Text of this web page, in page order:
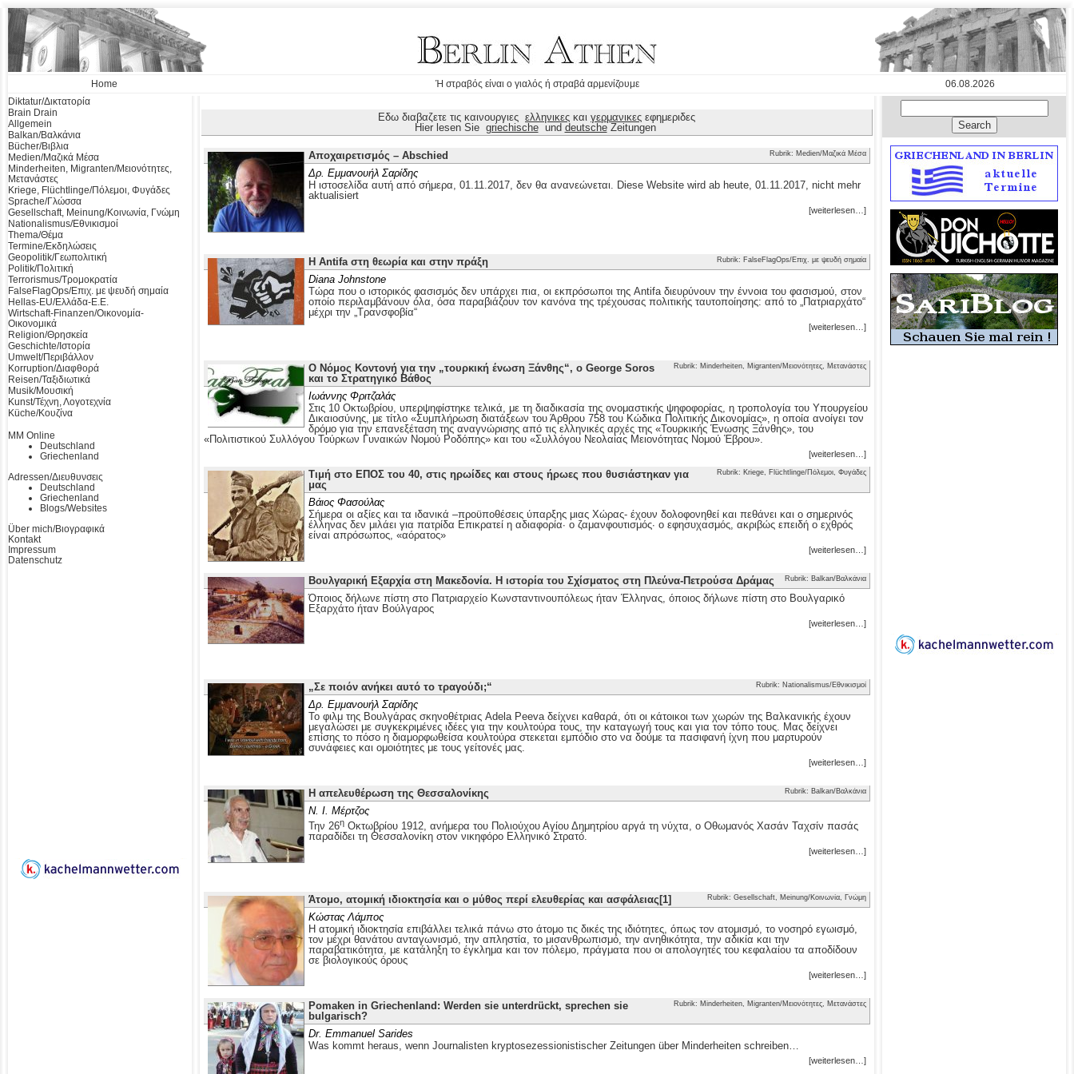
Home Ή στραβός είναι ο γιαλός ή στραβά αρμενίζουμε
06.08.2026
Diktatur/Δικτατορία
Brain Drain
Allgemein
Balkan/Βαλκάνια
Bücher/Βιβλια
Medien/Μαζικά Μέσα
Minderheiten, Migranten/Μειονότητες,
Μετανάστες
Kriege, Flüchtlinge/Πόλεμοι, Φυγάδες
Sprache/Γλώσσα
Gesellschaft, Meinung/Κοινωνία, Γνώμη
Nationalismus/Εθνικισμοί
Thema/Θέμα
Termine/Εκδηλώσεις
Geopolitik/Γεωπολιτική
Politik/Πολιτική
Terrorismus/Τρομοκρατία
FalseFlagOps/Επιχ. με ψευδή σημαία
Hellas-EU/Ελλάδα-Ε.Ε.
Wirtschaft-Finanzen/Οικονομία-
Οικονομικά
Religion/Θρησκεία
Geschichte/Ιστορία
Umwelt/Περιβάλλον
Korruption/Διαφθορά
Reisen/Ταξιδιωτικά
Musik/Μουσική
Kunst/Τέχνη, Λογοτεχνία
Küche/Κουζίνα
MM Online
Deutschland
Griechenland
Adressen/Διευθυνσεις
Deutschland
Griechenland
Blogs/Websites
Über mich/Βιογραφικά
Kontakt
Impressum
Datenschutz
Εδω διαβαζετε τις καινουργιες ελληνικες και γερμανικες εφημεριδες
Hier lesen Sie griechischeund deutscheZeitungen
Rubrik: Medien/Μαζικά Μέσα
Αποχαιρετισμός – Abschied
Δρ. Εμμανουήλ Σαρίδης
Η ιστοσελίδα αυτή από σήμερα, 01.11.2017, δεν θα ανανεώνεται. Diese Website wird ab heute, 01.11.2017, nicht mehr
aktualisiert
[weiterlesen…]
Rubrik: FalseFlagOps/Επιχ. με ψευδή σημαία
Η Antifa στη θεωρία και στην πράξη
Diana Johnstone
Τώρα που ο ιστορικός φασισμός δεν υπάρχει πια, οι εκπρόσωποι της Antifa διευρύνουν την έννοια του φασισμού, στον
οποίο περιλαμβάνουν όλα, όσα παραβιάζουν τον κανόνα της τρέχουσας πολιτικής ταυτοποίησης: από το „Πατριαρχάτο“
μέχρι την „Τρανσφοβία“
[weiterlesen…]
Rubrik: Minderheiten, Migranten/Μειονότητες, Μετανάστες
Ο Νόμος Κοντονή για την „τουρκική ένωση Ξάνθης“, ο George Soros
και το Στρατηγικό Βάθος
Ιωάννης Φριτζαλάς
Στις 10 Οκτωβρίου, υπερψηφίστηκε τελικά, με τη διαδικασία της ονομαστικής ψηφοφορίας, η τροπολογία του Υπουργείου
Δικαιοσύνης, με τίτλο «Συμπλήρωση διατάξεων του Άρθρου 758 του Κώδικα Πολιτικής Δικονομίας», η οποία ανοίγει τον
δρόμο για την επανεξέταση της αναγνώρισης από τις ελληνικές αρχές της «Τουρκικής Ένωσης Ξάνθης», του
«Πολιτιστικού Συλλόγου Τούρκων Γυναικών Νομού Ροδόπης» και του «Συλλόγου Νεολαίας Μειονότητας Νομού Έβρου».
[weiterlesen…]
Rubrik: Kriege, Flüchtlinge/Πόλεμοι, Φυγάδες
Τιμή στο ΕΠΟΣ του 40, στις ηρωίδες και στους ήρωες που θυσιάστηκαν για
μας
Βάιος Φασούλας
Σήμερα οι αξίες και τα ιδανικά –προϋποθέσεις ύπαρξης μιας Χώρας- έχουν δολοφονηθεί και πεθάνει και ο σημερινός
έλληνας δεν μιλάει για πατρίδα Επικρατεί η αδιαφορία· ο ζαμανφουτισμός· ο εφησυχασμός, ακριβώς επειδή ο εχθρός
είναι απρόσωπος, «αόρατος»
[weiterlesen…]
Rubrik: Balkan/Βαλκάνια
Βουλγαρική Εξαρχία στη Μακεδονία. Η ιστορία του Σχίσματος στη Πλεύνα-Πετρούσα Δράμας
Όποιος δήλωνε πίστη στο Πατριαρχείο Κωνσταντινουπόλεως ήταν Έλληνας, όποιος δήλωνε πίστη στο Βουλγαρικό
Εξαρχάτο ήταν Βούλγαρος
[weiterlesen…]
Rubrik: Nationalismus/Εθνικισμοί
„Σε ποιόν ανήκει αυτό το τραγούδι;“
Δρ. Εμμανουήλ Σαρίδης
Το φιλμ της Βουλγάρας σκηνοθέτριας Adela Peeva δείχνει καθαρά, ότι οι κάτοικοι των χωρών της Βαλκανικής έχουν
μεγαλώσει με συγκεκριμένες ιδέες για την κουλτούρα τους, την καταγωγή τους και για τον τόπο τους. Μας δείχνει
επίσης το πόσο η διαμορφωθείσα κουλτούρα στεκεται εμπόδιο στο να δούμε τα πασιφανή ίχνη που μαρτυρούν
συνάφειες και ομοιότητες με τους γείτονές μας.
[weiterlesen…]
Rubrik: Balkan/Βαλκάνια
Η απελευθέρωση της Θεσσαλονίκης
Ν. Ι. Μέρτζος
Την 26η Οκτωβρίου 1912, ανήμερα του Πολιούχου Αγίου Δημητρίου αργά τη νύχτα, ο Οθωμανός Χασάν Ταχσίν πασάς
παραδίδει τη Θεσσαλονίκη στον νικηφόρο Ελληνικό Στρατό.
[weiterlesen…]
Rubrik: Gesellschaft, Meinung/Κοινωνία, Γνώμη
Άτομο, ατομική ιδιοκτησία και ο μύθος περί ελευθερίας και ασφάλειας[1]
Κώστας Λάμπος
Η ατομική ιδιοκτησία επιβάλλει τελικά πάνω στο άτομο τις δικές της ιδιότητες, όπως τον ατομισμό, το νοσηρό εγωισμό,
τον μέχρι θανάτου ανταγωνισμό, την απληστία, το μισανθρωπισμό, την ανηθικότητα, την αδικία και την
παραβατικότητα, με κατάληξη το έγκλημα και τον πόλεμο, πράγματα που οι απολογητές του κεφαλαίου τα αποδίδουν
σε βιολογικούς όρους
[weiterlesen…]
Rubrik: Minderheiten, Migranten/Μειονότητες, Μετανάστες
Pomaken in Griechenland: Werden sie unterdrückt, sprechen sie
bulgarisch?
Dr. Emmanuel Sarides
Was kommt heraus, wenn Journalisten kryptosezessionistischer Zeitungen über Minderheiten schreiben…
[weiterlesen…]